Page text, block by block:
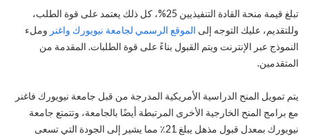
تبلغ قيمة منحة القادة التنفيذيين 25%، كل ذلك يعتمد على قوة الطلب،
وللتقديم، عليك التوجه إلى الموقع الرسمي لجامعة نيويورك واغنر وملء
النموذج عبر الإنترنت ويتم القبول بناءً على قوة الطلبات. المقدمة من
المتقدمين.
يتم تمويل المنح الدراسية الأمريكية المدرجة من قبل جامعة نيويورك فاغنر
مع برامج المنح الخارجية الأخرى المرتبطة أيضًا بالجامعة، وتتمتع جامعة
نيويورك بمعدل قبول مذهل يبلغ 21٪ مما يشير إلى الجودة التي تسعى